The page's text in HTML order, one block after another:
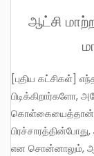
ஆட்சி
[புதிய கட்சிகள்] எந்தக் கொள்கையை விமர்சித்து ஆட்சியைப்
பிடிக்கிறார்களோ,
கொள்கையைத்தான்
என சொன்னாலும்,